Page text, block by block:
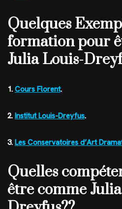
Quelques
formation pour
Julia Louis-
1. Cours Florent.
2. Institut Louis-Dreyfus.
3. Les Conservatoires d’Art
Quelles
être comme